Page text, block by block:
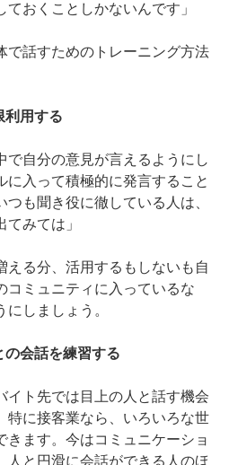
おくことしかないんです」
で話すためのトレーニング方法
利用する
で自分の意見が言えるようにし
に入って積極的に発言すること
も聞き役に徹している人は、
みては」
える分、活用するもしないも自
コミュニティに入っているな
しましょう。
会話を練習する
イト先では目上の人と話す機会
特に接客業なら、いろいろな世
きます。今はコミュニケーショ
人と円滑に会話ができる人のほ